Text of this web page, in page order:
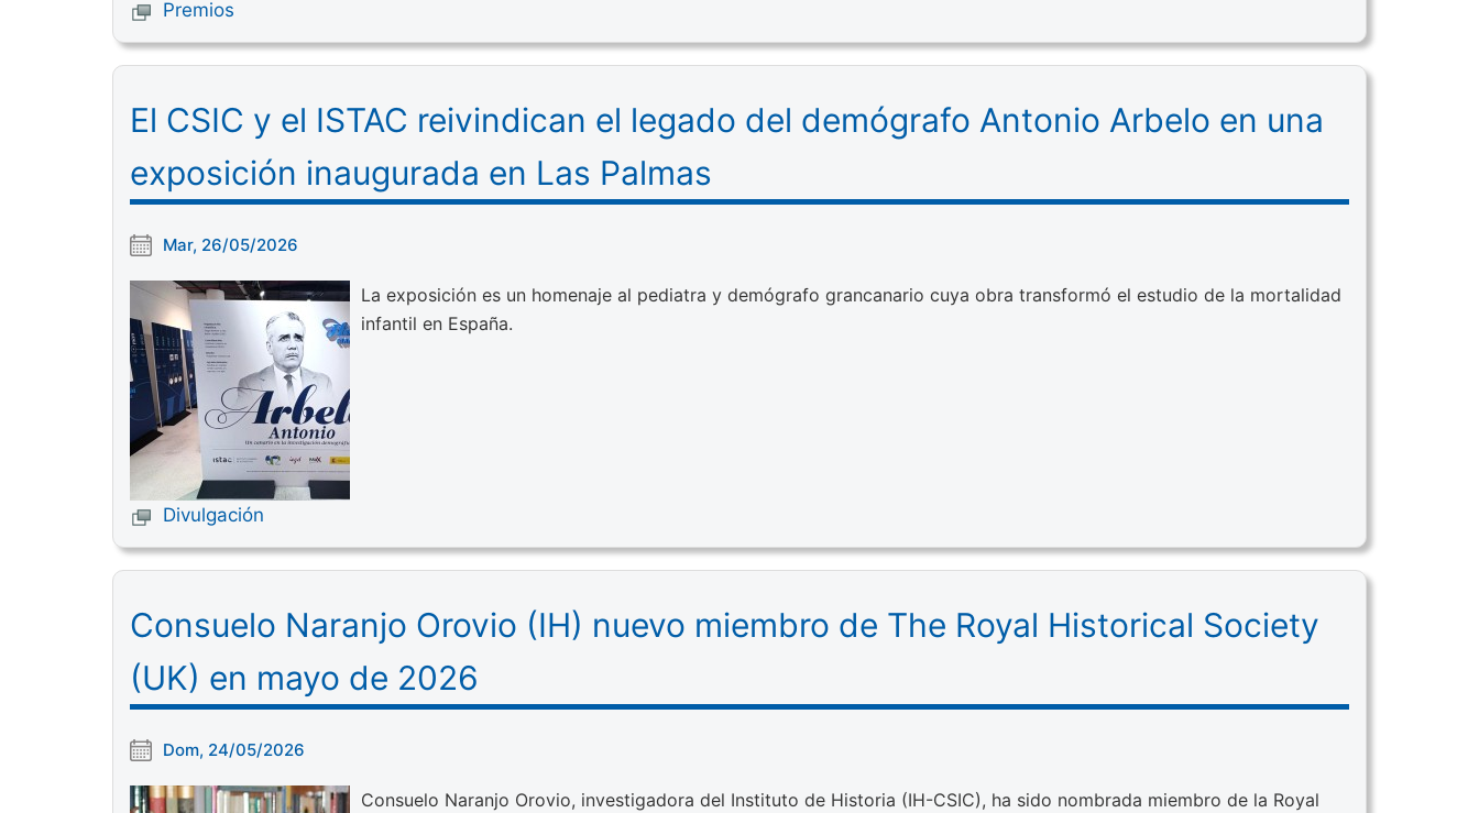
Premios
El CSIC y el ISTAC reivindican el legado del demógrafo Antonio Arbelo en una
exposición inaugurada en Las Palmas
Mar, 26/05/2026
La exposición es un homenaje al pediatra y demógrafo grancanario cuya obra transformó el estudio de la mortalidad
infantil en España.
Divulgación
Consuelo Naranjo Orovio (IH) nuevo miembro de The Royal Historical Society
(UK) en mayo de 2026
Dom, 24/05/2026
Consuelo Naranjo Orovio, investigadora del Instituto de Historia (IH-CSIC), ha sido nombrada miembro de la Royal